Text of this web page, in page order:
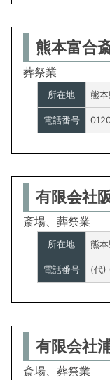
熊本富合
葬祭業
所在地 熊
電話番号
有限会社
斎場、葬祭業
所在地 熊
電話番号 (代)
有限会社
斎場、葬祭業